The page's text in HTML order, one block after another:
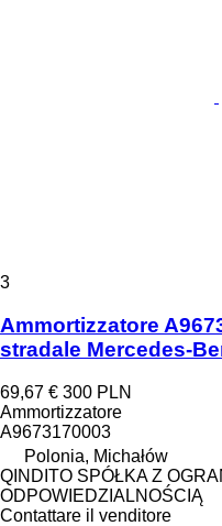
3
Ammortizzatore
stradale Mercedes-
69,67 € 300 PLN
Ammortizzatore
A9673170003
Polonia, Michałów
QINDITO SPÓŁKA Z
ODPOWIEDZIALNOŚCIĄ
Contattare il venditore